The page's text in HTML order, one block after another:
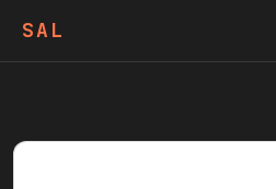
SAL
PODCAST
NEWSLETTER